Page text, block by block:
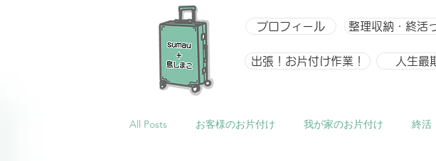
プロフィール 整理収納・終活
出張！お片付け作業！ 人生最
All Posts お客様のお片付け 我が家のお片付け 終活